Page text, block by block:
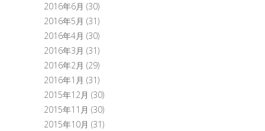
2016年6月 (30)
2016年5月 (31)
2016年4月 (30)
2016年3月 (31)
2016年2月 (29)
2016年1月 (31)
2015年12月 (30)
2015年11月 (30)
2015年10月 (31)